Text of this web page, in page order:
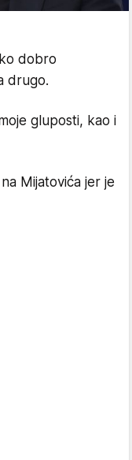
dobro
drugo.
gluposti, kao i
Mijatovića jer je